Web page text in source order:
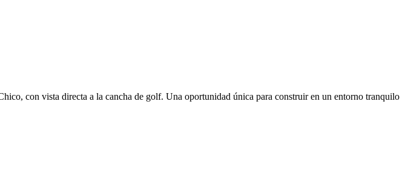
con vista directa a la cancha de golf. Una oportunidad única para construir en un entorno tranquilo